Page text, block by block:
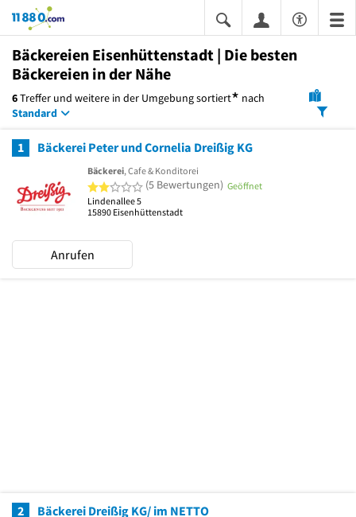
11880.com
Bäckereien Eisenhüttenstadt | Die besten
Bäckereien in der Nähe
6Treffer und weitere in der Umgebungsortiert* nach
Standard
1 Bäckerei Peter und Cornelia Dreißig KG
Bäckerei, Cafe & Konditorei
2 von 5 Sternen
(5 Bewertungen) Geöffnet
Lindenallee 5
15890 Eisenhüttenstadt
Anrufen
2 Bäckerei Dreißig KG/ im NETTO